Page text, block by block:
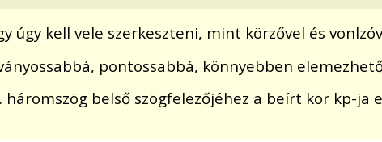
úgy kell vele szerkeszteni, mint körzővel és
pontossabbá, könnyebben
belső szögfelezőjéhez a beírt kör kp-ja